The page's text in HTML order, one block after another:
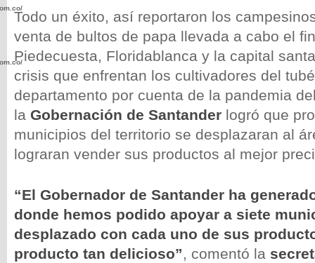
Todo un éxito, así reportaron los
venta de bultos de papa llevada a cabo el
Piedecuesta, Floridablanca y la capital
crisis que enfrentan los cultivadores del
departamento por cuenta de la pandemia
la Gobernación de Santander logró que
municipios del territorio se desplazaran al
lograran vender sus productos al mejor
“El Gobernador de Santander ha
donde hemos podido apoyar a siete
desplazado con cada uno de sus
producto tan delicioso”, comentó la
wp-
wp-
wp-
wp-